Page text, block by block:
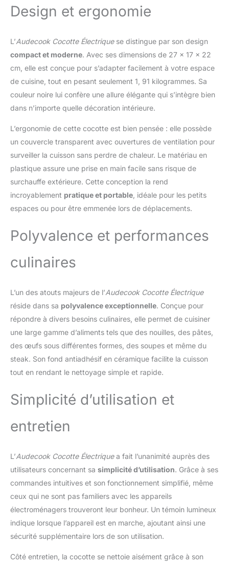
familles ! Facile à
transporter, il peut être
cuisines, les bureaux, les
dortoirs, les
appartements, les hôtels,
les voyages, le camping
et les caravanes. Cette
cuisinière électrique est
également un cadeau
idéal pour la famille et les
CHAUFFAGE RAPIDE &
SÉCURITÉ - La marmite
électrique Audecook
utilise la technologie de
l'élément chauffant
intégré à 360° pour
chauffer les aliments de
manière uniforme et
plus rapidement que les
marmites ordinaires.
automatiquement
l'alimentation en cas de
brûlure sèche ou de
surchauffe afin de
garantir la sécurité de
l'ustensile de cuisine.
MULTI-FONCTION &
STEAMER EN INOX -
Audecook est
multifonctionnelle et peut
frit, les ramen, les
flocons d'avoine et les
soupes ! Permet de
préparer de petits repas
et de réchauffer les
restes. Une plaque à
vapeur en acier
inoxydable vous permet
de cuire de la viande à la
Design et ergonomie
L’Audecook Cocotte Électriquese distingue par son design
compact et moderne. Avec ses dimensions de 27 x 17 x 22
cm, elle est conçue pour s’adapter facilement à votre espace
de cuisine, tout en pesant seulement 1, 91 kilogrammes. Sa
couleur noire lui confère une allure élégante qui s’intègre bien
dans n’importe quelle décoration intérieure.
L’ergonomie de cette cocotte est bien pensée : elle possède
un couvercle transparent avec ouvertures de ventilation pour
surveiller la cuisson sans perdre de chaleur. Le matériau en
plastique assure une prise en main facile sans risque de
surchauffe extérieure. Cette conception la rend
incroyablement pratique et portable , idéale pour les petits
espaces ou pour être emmenée lors de déplacements.
Polyvalence et performances
culinaires
L’un des atouts majeurs de l’Audecook Cocotte Électrique
réside dans sa polyvalence exceptionnelle. Conçue pour
répondre à divers besoins culinaires, elle permet de cuisiner
une large gamme d’aliments tels que des nouilles, des pâtes,
des œufs sous différentes formes, des soupes et même du
steak. Son fond antiadhésif en céramique facilite la cuisson
tout en rendant le nettoyage simple et rapide.
Simplicité d’utilisation et
entretien
L’Audecook Cocotte Électriquea fait l’unanimité auprès des
utilisateurs concernant sa simplicité d’utilisation. Grâce à ses
commandes intuitives et son fonctionnement simplifié, même
ceux qui ne sont pas familiers avec les appareils
électroménagers trouveront leur bonheur. Un témoin lumineux
indique lorsque l’appareil est en marche, ajoutant ainsi une
sécurité supplémentaire lors de son utilisation.
Côté entretien, la cocotte se nettoie aisément grâce à son